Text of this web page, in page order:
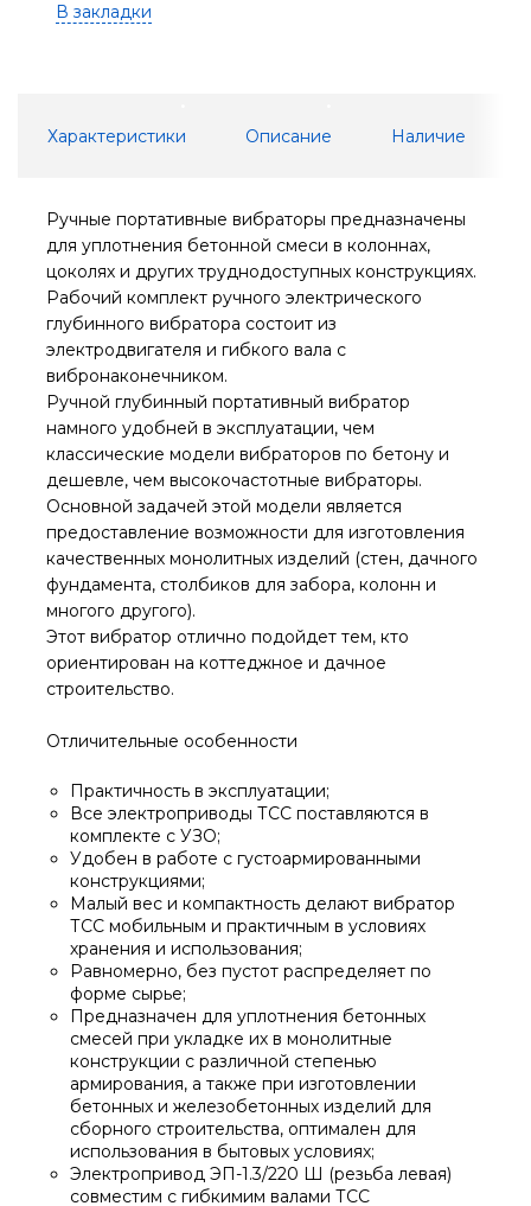
В закладки
Характеристики Описание Наличие
Ручные портативные вибраторы предназначены
для уплотнения бетонной смеси в колоннах,
цоколях и других труднодоступных конструкциях.
Рабочий комплект ручного электрического
глубинного вибратора состоит из
электродвигателя и гибкого вала с
вибронаконечником.
Ручной глубинный портативный вибратор
намного удобней в эксплуатации, чем
классические модели вибраторов по бетону и
дешевле, чем высокочастотные вибраторы.
Основной задачей этой модели является
предоставление возможности для изготовления
качественных монолитных изделий (стен, дачного
фундамента, столбиков для забора, колонн и
многого другого).
Этот вибратор отлично подойдет тем, кто
ориентирован на коттеджное и дачное
строительство.
Отличительные особенности
Практичность в эксплуатации;
Все электроприводы ТСС поставляются в
комплекте с УЗО;
Удобен в работе с густоармированными
конструкциями;
Малый вес и компактность делают вибратор
ТСС мобильным и практичным в условиях
хранения и использования;
Равномерно, без пустот распределяет по
форме сырье;
Предназначен для уплотнения бетонных
смесей при укладке их в монолитные
конструкции с различной степенью
армирования, а также при изготовлении
бетонных и железобетонных изделий для
сборного строительства, оптимален для
использования в бытовых условиях;
Электропривод ЭП-1.3/220 Ш (резьба левая)
совместим с гибкимим валами ТСС